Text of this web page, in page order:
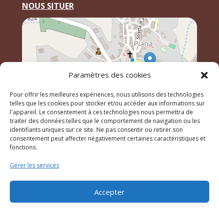
Paramètres des cookies
Pour offrir les meilleures expériences, nous utilisons des technologies
telles que les cookies pour stocker et/ou accéder aux informations sur
l'appareil. Le consentement à ces technologies nous permettra de
traiter des données telles que le comportement de navigation ou les
identifiants uniques sur ce site. Ne pas consentir ou retirer son
consentement peut affecter négativement certaines caractéristiques et
fonctions.
Gérer les services
Accepter
NOUS SITUER
Leaflet, \r\n©OpenStreetMapcontributeurs